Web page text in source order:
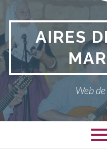
AIRES
Web